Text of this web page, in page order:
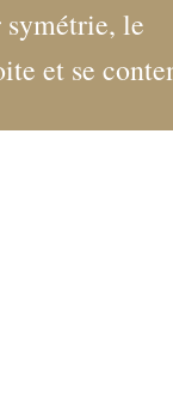
symétrie, le
et se